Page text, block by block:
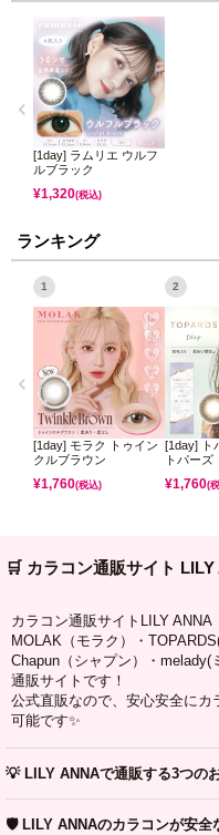
[1day] ラムリエ ウルフ
ルブラック
¥1,320(税込)
ランキング
1
[1day] モラク トゥイン
クルブラウン
¥1,760(税込)
2
[1day] ト
トパーズ
¥1,760(
🛒 カラコン通販サイト
カラコン通販サイトLILY ANNA
MOLAK（モラク）・
Chapun（シャプン）・melady(
通販サイトです！
公式直販なので、安心安全に
可能です✨
💡 LILY ANNAで通販する3つの
🛡️ LILY ANNAのカラコンが安全